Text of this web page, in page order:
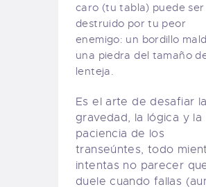
caro (tu tabla) puede ser
destruido por tu peor
enemigo: un bordillo
una piedra del tamaño
lenteja.
Es el arte de desafiar la
gravedad, la lógica y la
paciencia de los
transeúntes, todo
intentas no parecer
duele cuando fallas